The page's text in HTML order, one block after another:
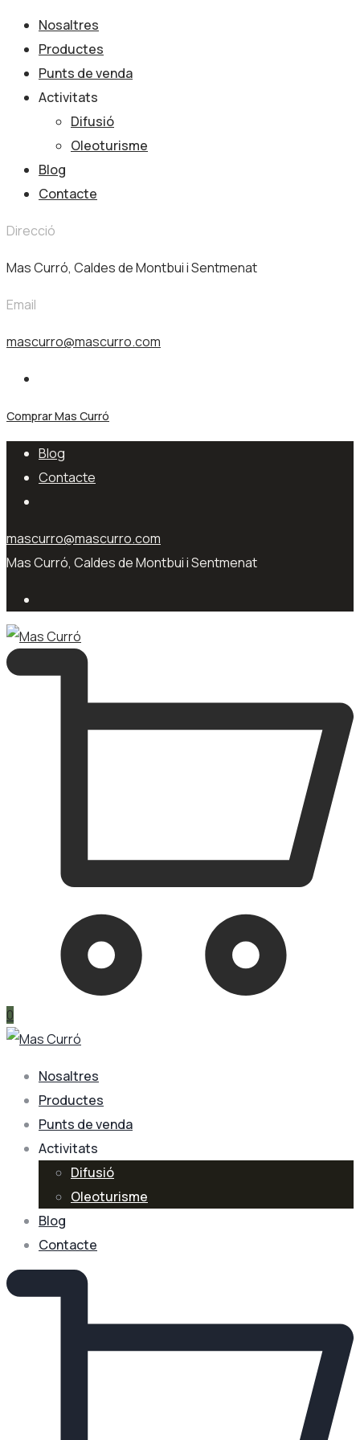
Nosaltres
Productes
Punts de venda
Activitats
Difusió
Oleoturisme
Blog
Contacte
Direcció
Mas Curró, Caldes de Montbui i Sentmenat
Email
mascurro@mascurro.com
Comprar Mas Curró
Blog
Contacte
mascurro@mascurro.com
Mas Curró, Caldes de Montbui i Sentmenat
0
Nosaltres
Productes
Punts de venda
Activitats
Difusió
Oleoturisme
Blog
Contacte